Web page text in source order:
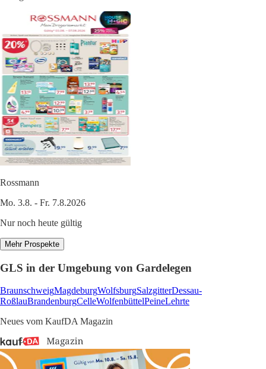
Rossmann
Mo. 3.8. - Fr. 7.8.2026
Nur noch heute gültig
Mehr Prospekte
GLS in der Umgebung von Gardelegen
BraunschweigMagdeburgWolfsburgSalzgitterDessau-
RoßlauBrandenburgCelleWolfenbüttelPeineLehrte
Neues vom KaufDA Magazin